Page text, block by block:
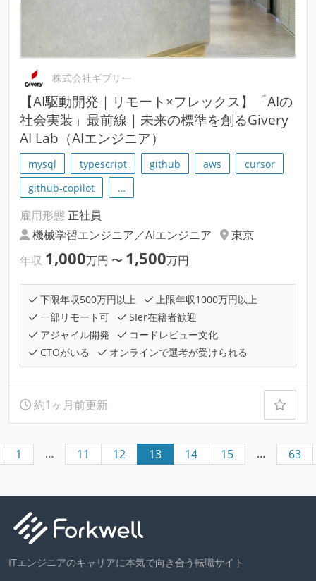
株式会社ギブリー
【AI駆動開発｜リモート×フレックス】「AIの
社会実装」最前線｜未来の標準を創るGivery
AI Lab（AIエンジニア）
mysql typescript github aws
cursor
github-copilot
…
雇用形態 正社員
機械学習エンジニア／AIエンジニア
東京
年収 1,000万円 〜 1,500万円
下限年収500万円以上
上限年収1000万円以上
一部リモート可
SIer在籍者歓迎
アジャイル開発
コードレビュー文化
CTOがいる
オンラインで選考が受けられる
約1ヶ月前更新
1 … 11 12 13 14 15 … 63
ITエンジニアのキャリアに本気で向き合う転職サイト